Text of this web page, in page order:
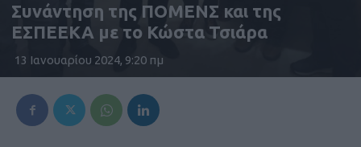
Συνάντηση της ΠΟΜΕΝΣ και της
ΕΣΠΕΕΚΑ με το Κώστα Τσιάρα
13 Ιανουαρίου 2024, 9:20 πμ